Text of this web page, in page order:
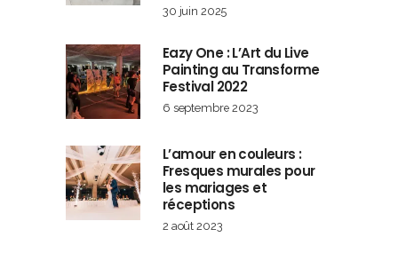
30 juin 2025
Eazy One : L’Art du Live
Painting au Transforme
Festival 2022
6 septembre 2023
L’amour en couleurs :
Fresques murales pour
les mariages et
réceptions
2 août 2023